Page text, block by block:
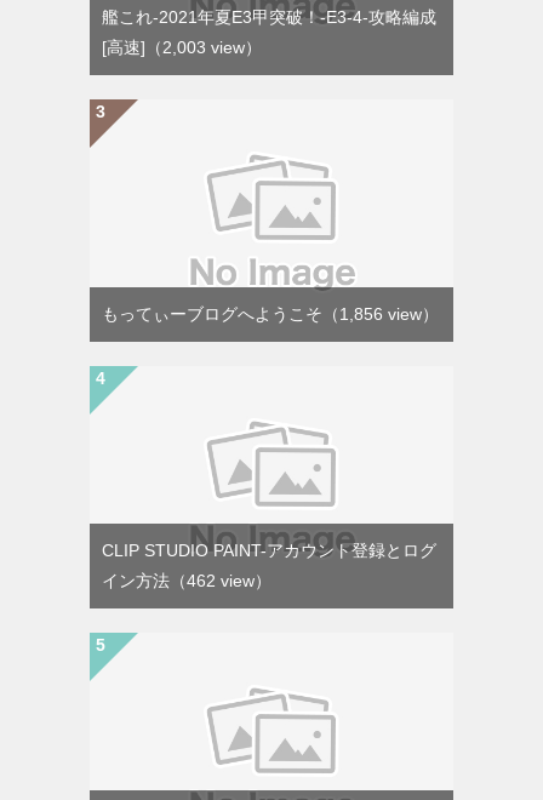
艦これ-2021年夏E3甲突破！-E3-4-攻略編成
[高速] （2,003 view）
もってぃーブログへようこそ （1,856 view）
CLIP STUDIO PAINT-アカウント登録とログ
イン方法 （462 view）